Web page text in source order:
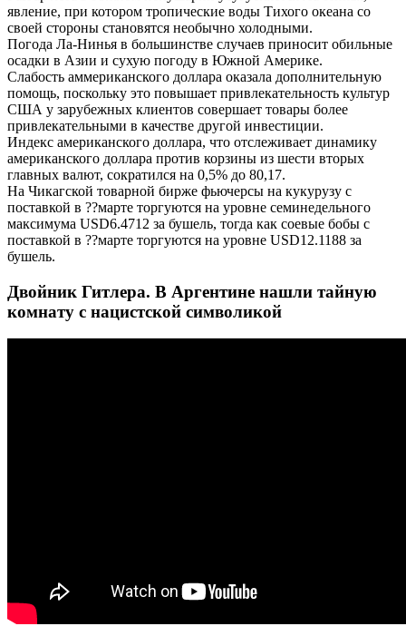
явление, при котором тропические воды Тихого океана со
своей стороны становятся необычно холодными.
Погода Ла-Нинья в большинстве случаев приносит обильные
осадки в Азии и сухую погоду в Южной Америке.
Слабость аммериканского доллара оказала дополнительную
помощь, поскольку это повышает привлекательность культур
США у зарубежных клиентов совершает товары более
привлекательными в качестве другой инвестиции.
Индекс американского доллара, что отслеживает динамику
американского доллара против корзины из шести вторых
главных валют, сократился на 0,5% до 80,17.
На Чикагской товарной бирже фьючерсы на кукурузу с
поставкой в ??марте торгуются на уровне семинедельного
максимума USD6.4712 за бушель, тогда как соевые бобы с
поставкой в ??марте торгуются на уровне USD12.1188 за
бушель.
Двойник Гитлера. В Аргентине нашли тайную
комнату с нацистской символикой